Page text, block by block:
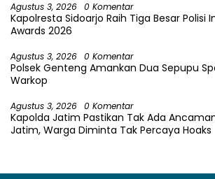
Agustus 3, 2026 0 Komentar
Kapolresta Sidoarjo Raih Tiga Besar Polisi
Awards 2026
Agustus 3, 2026 0 Komentar
Polsek Genteng Amankan Dua Sepupu
Warkop
Agustus 3, 2026 0 Komentar
Kapolda Jatim Pastikan Tak Ada
Jatim, Warga Diminta Tak Percaya Hoaks